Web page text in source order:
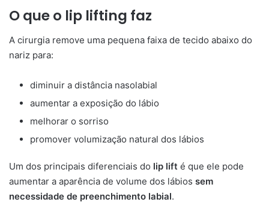
O que o lip lifting faz
A cirurgia remove uma pequena faixa de tecido abaixo do
nariz para:
diminuir a distância nasolabial
aumentar a exposição do lábio
melhorar o sorriso
promover volumização natural dos lábios
Um dos principais diferenciais do lip lift é que ele pode
aumentar a aparência de volume dos lábios sem
necessidade de preenchimento labial.